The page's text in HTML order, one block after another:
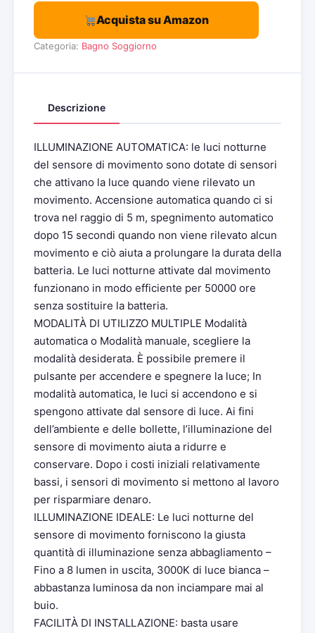
Acquista su Amazon
Categoria: Bagno Soggiorno
Descrizione
ILLUMINAZIONE AUTOMATICA: le luci notturne
del sensore di movimento sono dotate di sensori
che attivano la luce quando viene rilevato un
movimento. Accensione automatica quando ci si
trova nel raggio di 5 m, spegnimento automatico
dopo 15 secondi quando non viene rilevato alcun
movimento e ciò aiuta a prolungare la durata della
batteria. Le luci notturne attivate dal movimento
funzionano in modo efficiente per 50000 ore
senza sostituire la batteria.
MODALITÀ DI UTILIZZO MULTIPLE Modalità
automatica o Modalità manuale, scegliere la
modalità desiderata. È possibile premere il
pulsante per accendere e spegnere la luce; In
modalità automatica, le luci si accendono e si
spengono attivate dal sensore di luce. Ai fini
dell’ambiente e delle bollette, l’illuminazione del
sensore di movimento aiuta a ridurre e
conservare. Dopo i costi iniziali relativamente
bassi, i sensori di movimento si mettono al lavoro
per risparmiare denaro.
ILLUMINAZIONE IDEALE: Le luci notturne del
sensore di movimento forniscono la giusta
quantità di illuminazione senza abbagliamento –
Fino a 8 lumen in uscita, 3000K di luce bianca –
abbastanza luminosa da non inciampare mai al
buio.
FACILITÀ DI INSTALLAZIONE: basta usare